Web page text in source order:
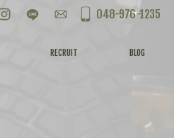
お問い合わせ
048-976-1235
RECRUIT BLOG